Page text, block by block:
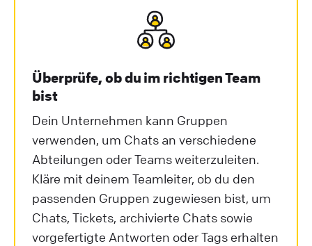
Überprüfe, ob du im richtigen Team
bist
Dein Unternehmen kann Gruppen
verwenden, um Chats an verschiedene
Abteilungen oder Teams weiterzuleiten.
Kläre mit deinem Teamleiter, ob du den
passenden Gruppen zugewiesen bist, um
Chats, Tickets, archivierte Chats sowie
vorgefertigte Antworten oder Tags erhalten